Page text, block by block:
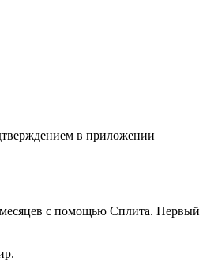
в приложении
месяцев с помощью Сплита. Первый